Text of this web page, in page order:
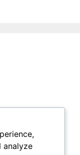
analyze